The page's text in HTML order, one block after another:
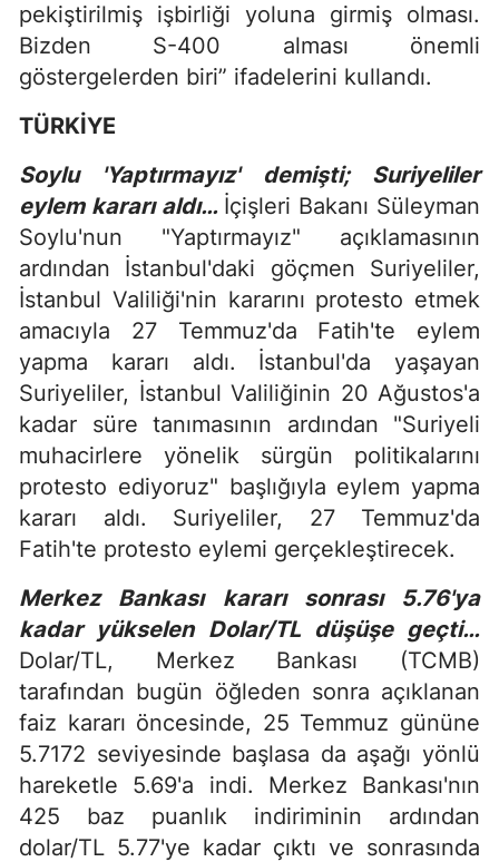
pekiştirilmiş işbirliği yoluna girmiş olması.
Bizden S-400 alması önemli
göstergelerden biri” ifadelerini kullandı.
TÜRKİYE
Soylu 'Yaptırmayız' demişti; Suriyeliler
eylem kararı aldı… İçişleri Bakanı Süleyman
Soylu'nun "Yaptırmayız" açıklamasının
ardından İstanbul'daki göçmen Suriyeliler,
İstanbul Valiliği'nin kararını protesto etmek
amacıyla 27 Temmuz'da Fatih'te eylem
yapma kararı aldı. İstanbul'da yaşayan
Suriyeliler, İstanbul Valiliğinin 20 Ağustos'a
kadar süre tanımasının ardından "Suriyeli
muhacirlere yönelik sürgün politikalarını
protesto ediyoruz" başlığıyla eylem yapma
kararı aldı. Suriyeliler, 27 Temmuz'da
Fatih'te protesto eylemi gerçekleştirecek.
Merkez Bankası kararı sonrası 5.76'ya
kadar yükselen Dolar/TL düşüşe geçti…
Dolar/TL, Merkez Bankası (TCMB)
tarafından bugün öğleden sonra açıklanan
faiz kararı öncesinde, 25 Temmuz gününe
5.7172 seviyesinde başlasa da aşağı yönlü
hareketle 5.69'a indi. Merkez Bankası'nın
425 baz puanlık indiriminin ardından
dolar/TL 5.77'ye kadar çıktı ve sonrasında